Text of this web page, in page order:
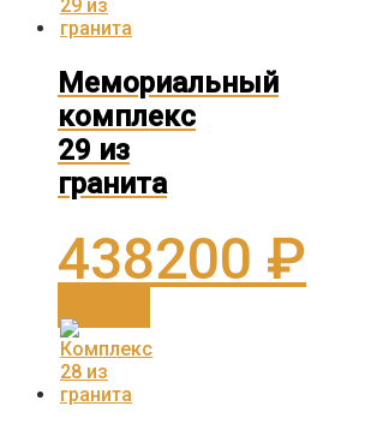
Мемориальный
комплекс
29 из
гранита
438200 ₽